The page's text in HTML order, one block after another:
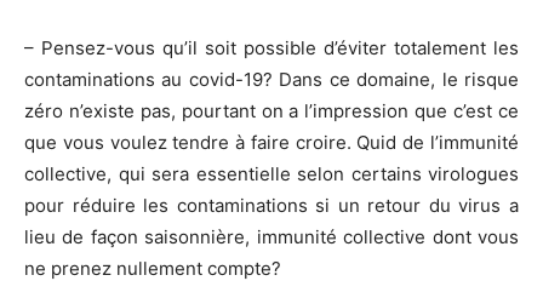
– Pensez-vous qu’il soit possible d’éviter totalement les
contaminations au covid-19? Dans ce domaine, le risque
zéro n’existe pas, pourtant on a l’impression que c’est ce
que vous voulez tendre à faire croire. Quid de l’immunité
collective, qui sera essentielle selon certains virologues
pour réduire les contaminations si un retour du virus a
lieu de façon saisonnière, immunité collective dont vous
ne prenez nullement compte?